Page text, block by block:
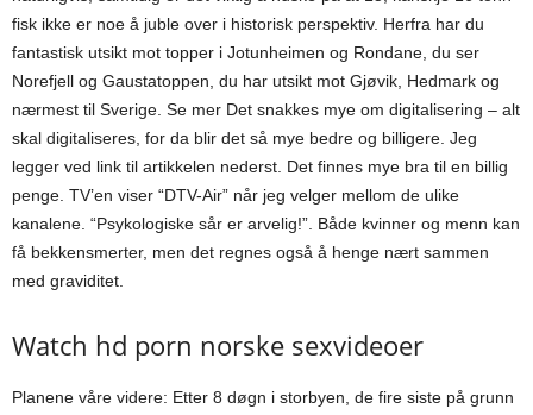
fisk ikke er noe å juble over i historisk perspektiv. Herfra har du
fantastisk utsikt mot topper i Jotunheimen og Rondane, du ser
Norefjell og Gaustatoppen, du har utsikt mot Gjøvik, Hedmark og
nærmest til Sverige. Se mer Det snakkes mye om digitalisering – alt
skal digitaliseres, for da blir det så mye bedre og billigere. Jeg
legger ved link til artikkelen nederst. Det finnes mye bra til en billig
penge. TV’en viser “DTV-Air” når jeg velger mellom de ulike
kanalene. “Psykologiske sår er arvelig!”. Både kvinner og menn kan
få bekkensmerter, men det regnes også å henge nært sammen
med graviditet.
Watch hd porn norske sexvideoer
Planene våre videre: Etter 8 døgn i storbyen, de fire siste på grunn